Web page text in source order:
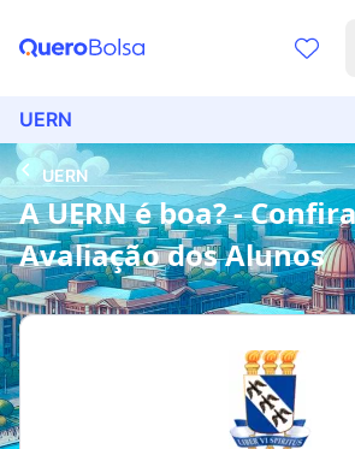
UERN
UERN
A UERN é boa? -
Avaliação dos Alunos